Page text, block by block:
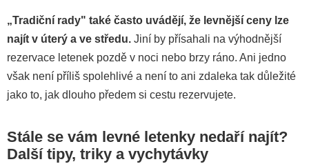
„Tradiční rady" také často uvádějí, že levnější ceny lze
najít v úterý a ve středu. Jiní by přísahali na výhodnější
rezervace letenek pozdě v noci nebo brzy ráno. Ani jedno
však není příliš spolehlivé a není to ani zdaleka tak důležité
jako to, jak dlouho předem si cestu rezervujete.
Stále se vám levné letenky nedaří najít?
Další tipy, triky a vychytávky